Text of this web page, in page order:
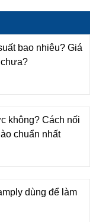
bao nhiêu? Giá
không? Cách nối
chuẩn nhất
dùng để làm